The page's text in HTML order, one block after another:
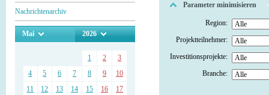
Nachrichtenarchiv
Mai 2026
1 2
3
4
5 6 7 8 9
10
11
12 13 14 15 16
17
Parameter minimisieren
Region:
Projektteilnehmer:
Investitionsprojekte:
Branche: